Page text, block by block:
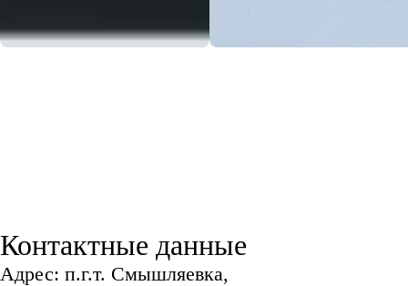
Контактные данные
Адрес: п.г.т. Смышляевка,